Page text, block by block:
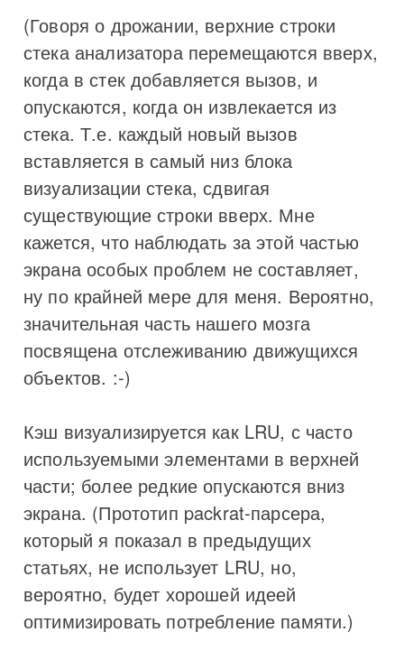
(Говоря о дрожании, верхние строки
стека анализатора перемещаются вверх,
когда в стек добавляется вызов, и
опускаются, когда он извлекается из
стека. Т.е. каждый новый вызов
вставляется в самый низ блока
визуализации стека, сдвигая
существующие строки вверх. Мне
кажется, что наблюдать за этой частью
экрана особых проблем не составляет,
ну по крайней мере для меня. Вероятно,
значительная часть нашего мозга
посвящена отслеживанию движущихся
объектов. :-)
Кэш визуализируется как LRU, с часто
используемыми элементами в верхней
части; более редкие опускаются вниз
экрана. (Прототип packrat-парсера,
который я показал в предыдущих
статьях, не использует LRU, но,
вероятно, будет хорошей идеей
оптимизировать потребление памяти.)